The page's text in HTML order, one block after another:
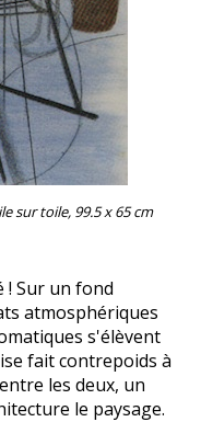
sur toile, 99.5 x 65 cm
! Sur un fond
atmosphériques
s'élèvent
fait contrepoids à
les deux, un
le paysage.